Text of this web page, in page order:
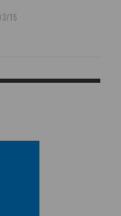
15